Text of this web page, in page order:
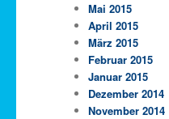
Mai 2015
April 2015
März 2015
Februar 2015
Januar 2015
Dezember 2014
November 2014